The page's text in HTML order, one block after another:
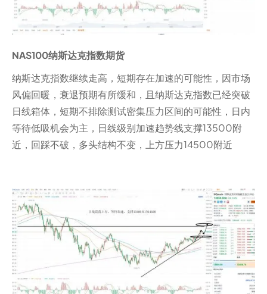
NAS100纳斯达克指数期货
纳斯达克指数继续走高，短期存在加速的可能性，因市场
风偏回暖，衰退预期有所缓和，且纳斯达克指数已经突破
日线箱体，短期不排除测试密集压力区间的可能性，日内
等待低吸机会为主，日线级别加速趋势线支撑13500附
近，回踩不破，多头结构不变，上方压力14500附近